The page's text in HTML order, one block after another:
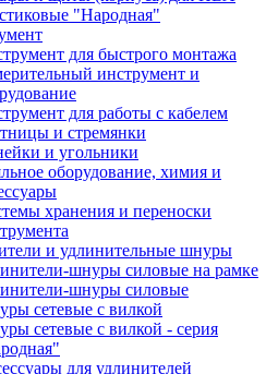
"Народная"
для быстрого монтажа
инструмент и
для работы с кабелем
и стремянки
и угольники
оборудование, химия и
хранения и переноски
и удлинительные шнуры
шнуры силовые на рамке
шнуры силовые
сетевые с вилкой
сетевые с вилкой - серия
для удлинителей